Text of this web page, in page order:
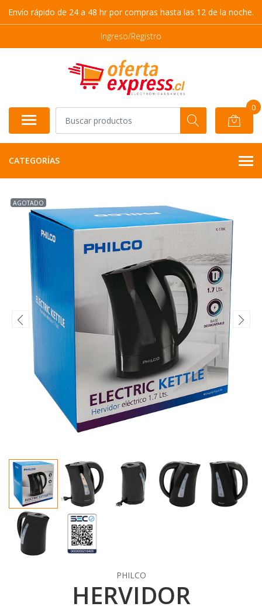
Envío rápido de 24 a 48 hr por compras hasta las 12 de la noche.
Ingreso/Registro
0
CATEGORÍAS
AGOTADO
PHILCO
HERVIDOR